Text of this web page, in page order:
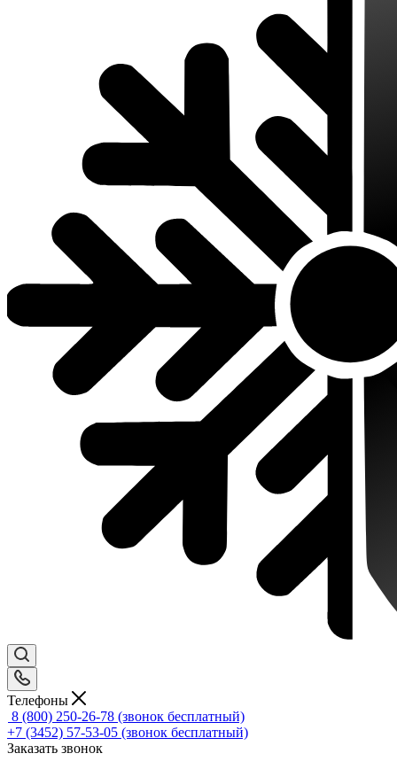
Телефоны
8 (800) 250-26-78 (звонок бесплатный)
+7 (3452) 57-53-05 (звонок бесплатный)
Заказать звонок